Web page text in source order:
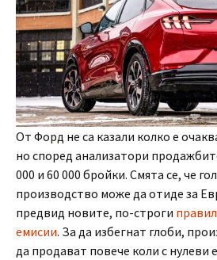
От Форд не са казали колко е
но според анализатори
000 и 60 000 бройки. Смята се, че
производство може да отиде за
предвид новите, по-строги
емисии. За да избегнат глоби,
да продават повече коли с нулеви